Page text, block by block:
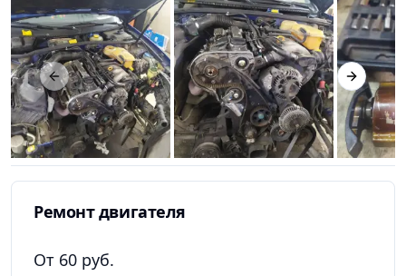
Previous slide Next
Ремонт двигателя
От 60 руб.